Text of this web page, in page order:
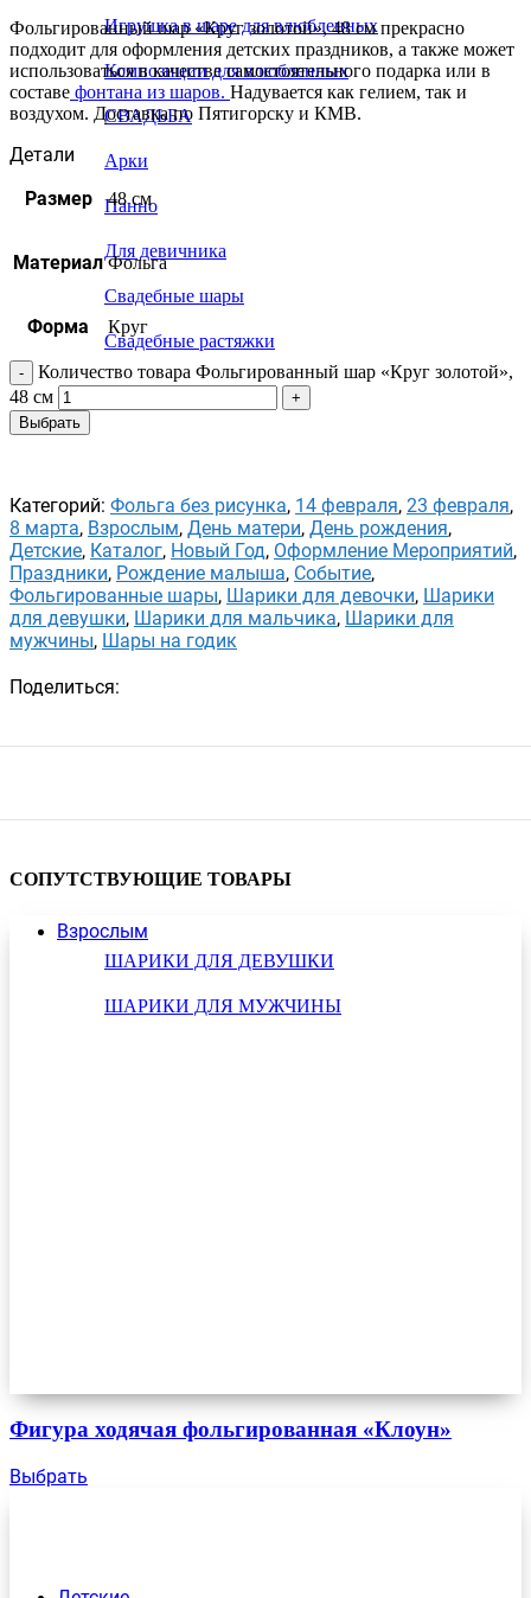
Игрушка в шаре для влюбленных
Композиции для влюбленных
СВАДЬБА
Арки
Панно
Для девичника
Свадебные шары
Свадебные растяжки
Взрослым
ШАРИКИ ДЛЯ ДЕВУШКИ
ШАРИКИ ДЛЯ МУЖЧИНЫ
Фольгированный шар «Круг золотой», 48 см прекрасно
подходит для оформления детских праздников, а также может
использоваться в качестве самостоятельного подарка или в
составе фонтана из шаров. Надувается как гелием, так и
воздухом. Доставка по Пятигорску и КМВ.
Детали
Размер
48 см
Материал Фольга
Форма Круг
Количество товара Фольгированный шар «Круг золотой»,
48 см
Выбрать
Категорий: Фольга без рисунка, 14 февраля, 23 февраля,
8 марта, Взрослым, День матери, День рождения,
Детские, Каталог, Новый Год, Оформление Мероприятий,
Праздники, Рождение малыша, Событие,
Фольгированные шары, Шарики для девочки, Шарики
для девушки, Шарики для мальчика, Шарики для
мужчины, Шары на годик
Поделиться:
СОПУТСТВУЮЩИЕ ТОВАРЫ
Фигура ходячая фольгированная «Клоун»
Выбрать